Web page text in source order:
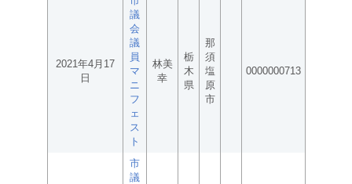
2021年4月17
日
議
会
議
員
マ
ニ
フ
ェ
ス
ト
林美
幸
栃
木
県
那
須
塩
原
市
0000000713
市
議